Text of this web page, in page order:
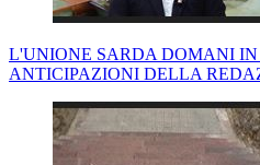
L'UNIONE SARDA DOMANI
ANTICIPAZIONI DELLA